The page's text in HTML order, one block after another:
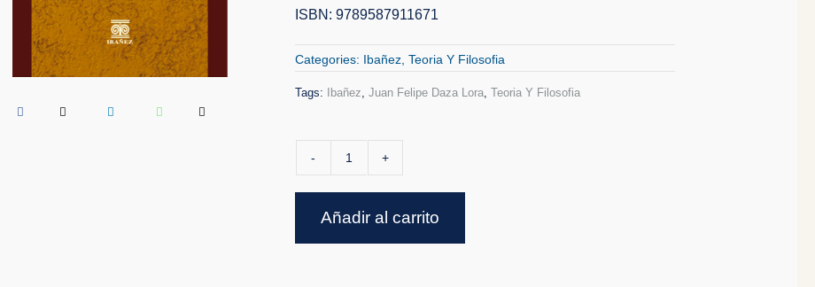
ISBN:9789587911671
Categories: Ibañez ,Teoria Y Filosofia
Tags: Ibañez,Juan Felipe Daza Lora,Teoria Y Filosofia
Por
Conviccion
cantidad
Añadir al carrito